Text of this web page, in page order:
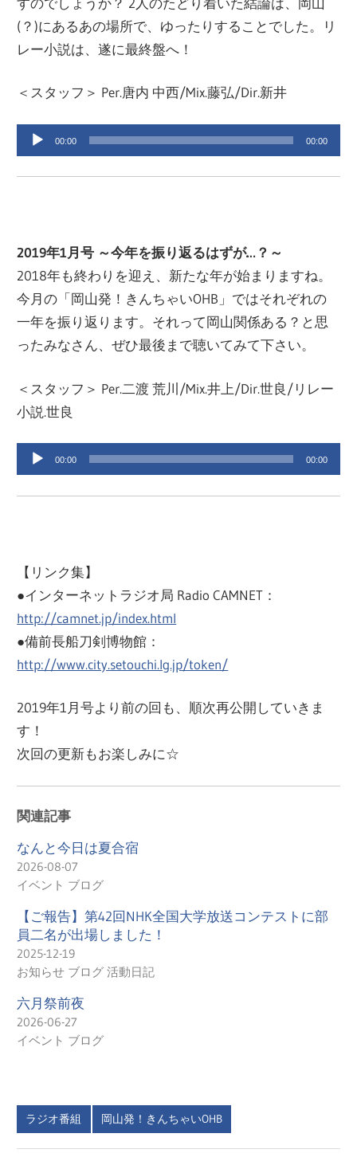
(？)にあるあの場所で、ゆったりすることでした。リ
レー小説は、遂に最終盤へ！
＜スタッフ＞ Per.唐内 中西/Mix.藤弘/Dir.新井
声
プ
ヤ
ー
00:00 00:00
2019年1月号 ～今年を振り返るはずが…？～
2018年も終わりを迎え、新たな年が始まりますね。
今月の「岡山発！きんちゃいOHB」ではそれぞれの
一年を振り返ります。それって岡山関係ある？と思
ったみなさん、ぜひ最後まで聴いてみて下さい。
＜スタッフ＞ Per.二渡 荒川/Mix.井上/Dir.世良/リレー
小説.世良
声
プ
ヤ
ー
00:00 00:00
【リンク集】
●インターネットラジオ局 Radio CAMNET：
http://camnet.jp/index.html
●備前長船刀剣博物館：
http://www.city.setouchi.lg.jp/token/
2019年1月号より前の回も、順次再公開していきま
す！
次回の更新もお楽しみに☆
関連記事
なんと今日は夏合宿
2026-08-07
イベント ブログ
【ご報告】第42回NHK全国大学放送コンテストに部
員二名が出場しました！
2025-12-19
お知らせ ブログ 活動日記
六月祭前夜
2026-06-27
イベント ブログ
ラジオ番組 岡山発！きんちゃいOHB